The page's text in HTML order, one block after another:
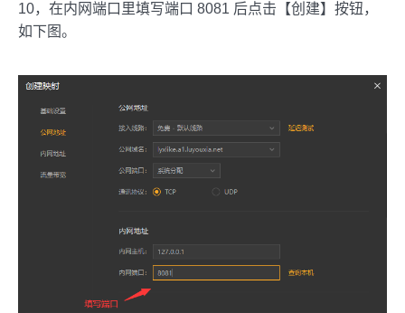
10，在内网端口里填写端口 8081 后点击【创建】按钮，
如下图。